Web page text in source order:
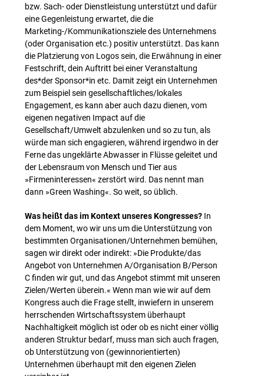
bzw. Sach- oder Dienstleistung unterstützt und dafür
eine Gegenleistung erwartet, die die
Marketing-/Kommunikationsziele des Unternehmens
(oder Organisation etc.) positiv unterstützt. Das kann
die Platzierung von Logos sein, die Erwähnung in einer
Festschrift, dein Auftritt bei einer Veranstaltung
des*der Sponsor*in etc. Damit zeigt ein Unternehmen
zum Beispiel sein gesellschaftliches/lokales
Engagement, es kann aber auch dazu dienen, vom
eigenen negativen Impact auf die
Gesellschaft/Umwelt abzulenken und so zu tun, als
würde man sich engagieren, während irgendwo in der
Ferne das ungeklärte Abwasser in Flüsse geleitet und
der Lebensraum von Mensch und Tier aus
»Firmeninteressen« zerstört wird. Das nennt man
dann »Green Washing«. So weit, so üblich.
Was heißt das im Kontext unseres Kongresses? In
dem Moment, wo wir uns um die Unterstützung von
bestimmten Organisationen/Unternehmen bemühen,
sagen wir direkt oder indirekt: »Die Produkte/das
Angebot von Unternehmen A/Organisation B/Person
C finden wir gut, und das Angebot stimmt mit unseren
Zielen/Werten überein.« Wenn man wie wir auf dem
Kongress auch die Frage stellt, inwiefern in unserem
herrschenden Wirtschaftssystem überhaupt
Nachhaltigkeit möglich ist oder ob es nicht einer völlig
anderen Struktur bedarf, muss man sich auch fragen,
ob Unterstützung von (gewinnorientierten)
Unternehmen überhaupt mit den eigenen Zielen